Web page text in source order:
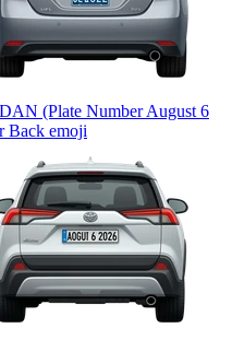
(Plate Number August 6
Back emoji